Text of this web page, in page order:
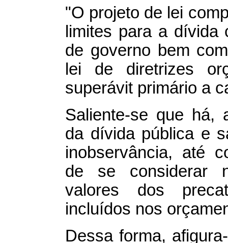
"O projeto de lei
limites para a dívida
de governo bem
lei de diretrizes
superávit primário a
Saliente-se que há,
da dívida pública e
inobservância, até
de se considerar
valores dos
incluídos nos
Dessa forma,